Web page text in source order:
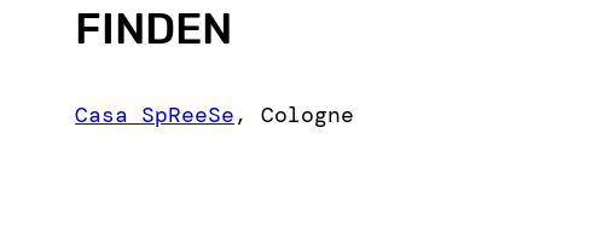
a
r
h
FINDEN
Casa SpReeSe,Cologne